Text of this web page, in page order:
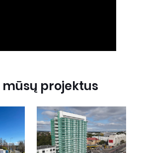
mūsų projektus